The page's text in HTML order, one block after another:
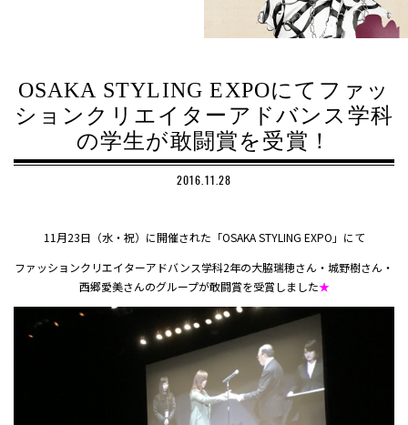
OSAKA STYLING EXPOにてファッ
ションクリエイターアドバンス学科
の学生が敢闘賞を受賞！
2016.11.28
11月23日（水・祝）に開催された「OSAKA STYLING EXPO」にて
ファッションクリエイターアドバンス学科2年の大脇瑞穂さん・城野樹さん・
西郷愛美さんのグループが敢闘賞を受賞しました★